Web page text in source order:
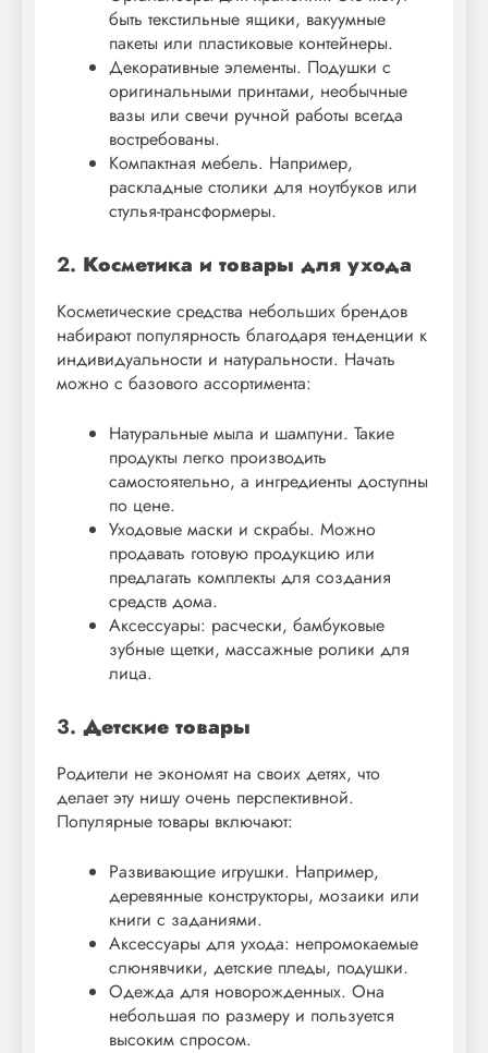
быть текстильные ящики, вакуумные
пакеты или пластиковые контейнеры.
Декоративные элементы. Подушки с
оригинальными принтами, необычные
вазы или свечи ручной работы всегда
востребованы.
Компактная мебель. Например,
раскладные столики для ноутбуков или
стулья-трансформеры.
2. Косметика и товары для ухода
Косметические средства небольших брендов
набирают популярность благодаря тенденции к
индивидуальности и натуральности. Начать
можно с базового ассортимента:
Натуральные мыла и шампуни. Такие
продукты легко производить
самостоятельно, а ингредиенты доступны
по цене.
Уходовые маски и скрабы. Можно
продавать готовую продукцию или
предлагать комплекты для создания
средств дома.
Аксессуары: расчески, бамбуковые
зубные щетки, массажные ролики для
лица.
3. Детские товары
Родители не экономят на своих детях, что
делает эту нишу очень перспективной.
Популярные товары включают:
Развивающие игрушки. Например,
деревянные конструкторы, мозаики или
книги с заданиями.
Аксессуары для ухода: непромокаемые
слюнявчики, детские пледы, подушки.
Одежда для новорожденных. Она
небольшая по размеру и пользуется
высоким спросом.